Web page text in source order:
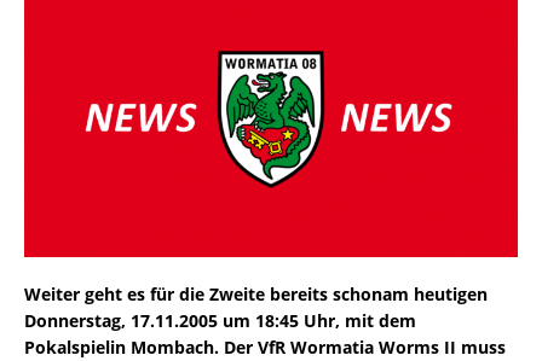
Weiter geht es für die Zweite bereits schonam heutigen
Donnerstag, 17.11.2005 um 18:45 Uhr, mit dem
Pokalspielin Mombach. Der VfR Wormatia Worms II muss